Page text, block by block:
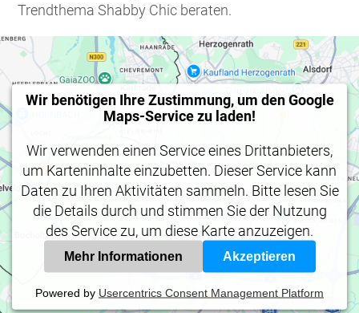
Trendthema Shabby Chic beraten.
Wir benötigen Ihre Zustimmung, um den Google
Maps-Service zu laden!
Wir verwenden einen Service eines Drittanbieters,
um Karteninhalte einzubetten. Dieser Service kann
Daten zu Ihren Aktivitäten sammeln. Bitte lesen Sie
die Details durch und stimmen Sie der Nutzung
des Service zu, um diese Karte anzuzeigen.
Mehr Informationen Akzeptieren
Powered by Usercentrics Consent Management Platform